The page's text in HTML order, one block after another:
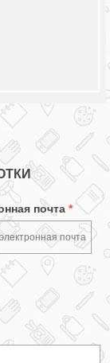
почта *